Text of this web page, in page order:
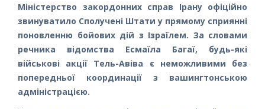
Міністерство закордонних справ Ірану офіційно
звинуватило Сполучені Штати у прямому сприянні
поновленню бойових дій з Ізраїлем. За словами
речника відомства Есмаїла Багаї, будь-які
військові акції Тель-Авіва є неможливими без
попередньої координації з вашингтонською
адміністрацією.